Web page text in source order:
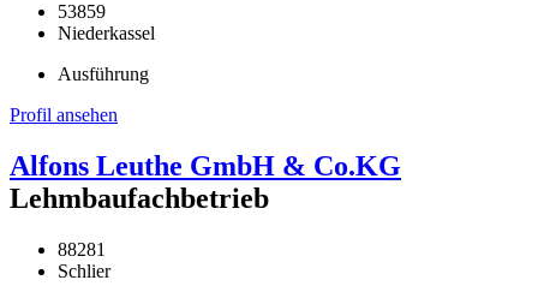
53859
Niederkassel
Ausführung
Profil ansehen
Alfons Leuthe GmbH & Co.KG
Lehmbaufachbetrieb
88281
Schlier